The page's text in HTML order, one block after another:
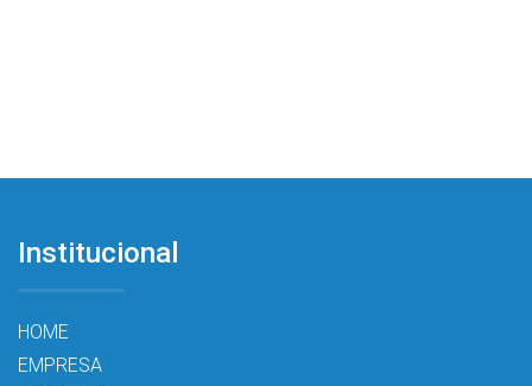
Institucional
HOME
EMPRESA